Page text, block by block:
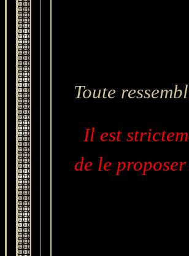
Toute
Il est
de le